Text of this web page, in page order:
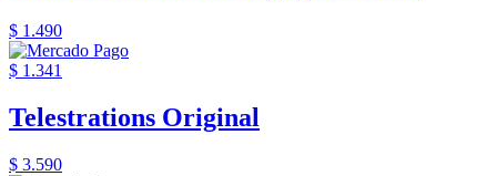
$ 1.490
$ 1.341
Telestrations Original
$ 3.590